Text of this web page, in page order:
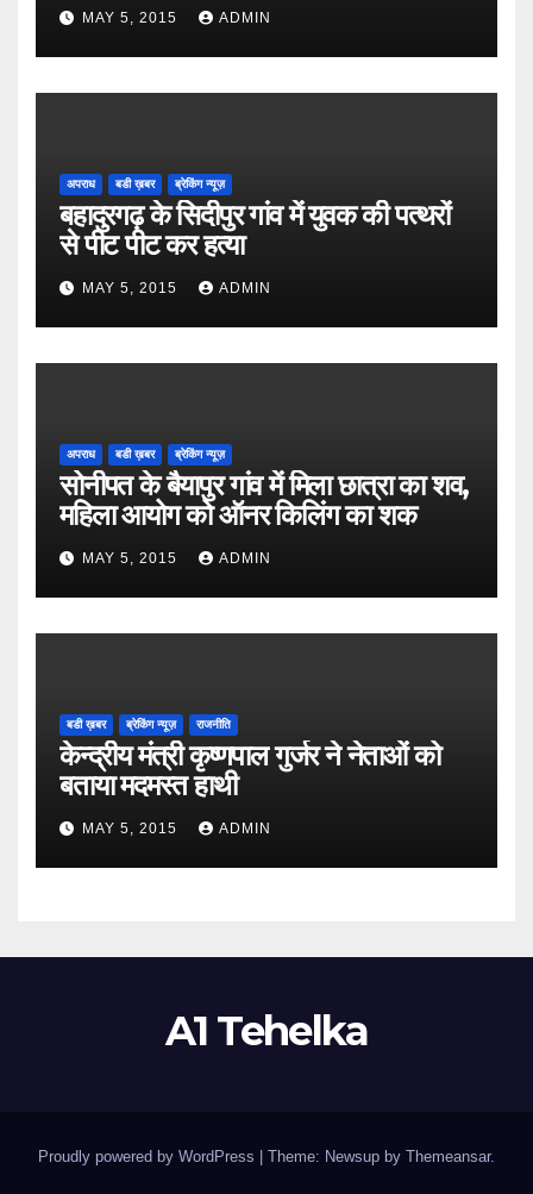
MAY 5, 2015 ADMIN
अपराध बडी ख़बर ब्रेकिंग न्यूज़
बहादुरगढ़ के सिदीपुर गांव में युवक की पत्थरों
से पीट पीट कर हत्या
MAY 5, 2015 ADMIN
अपराध बडी ख़बर ब्रेकिंग न्यूज़
सोनीपत के बैयापुर गांव में मिला छात्रा का शव,
महिला आयोग को ऑनर किलिंग का शक
MAY 5, 2015 ADMIN
बडी ख़बर ब्रेकिंग न्यूज़ राजनीति
केन्द्रीय मंत्री कृष्णपाल गुर्जर ने नेताओं को
बताया मदमस्त हाथी
MAY 5, 2015 ADMIN
A1 Tehelka
Proudly powered by WordPress Theme: Newsup by Themeansar.